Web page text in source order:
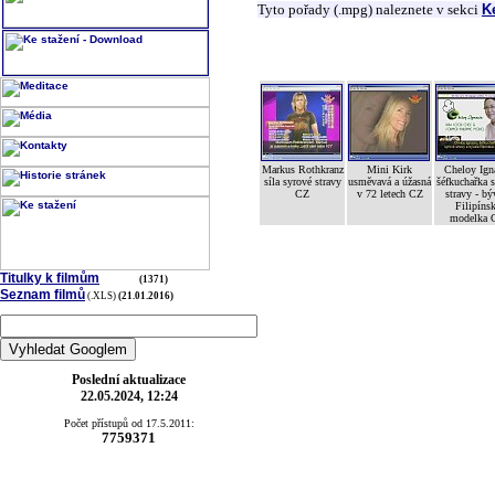
Titulky k filmům (1371)
Seznam filmů (.XLS) (21.01.2016)
Poslední aktualizace
22.05.2024, 12:24
Počet přístupů od 17.5.2011:
7759371
Tyto pořady (.mpg) naleznete v sekci
Markus Rothkranz
síla syrové stravy
CZ
Mini Kirk
usměvavá a úžasná
v 72 letech CZ
Cheloy
šéfkuchařka
stravy -
modelka